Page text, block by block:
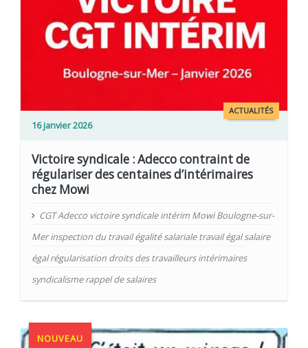
ACTUALITÉS
16 janvier 2026
Victoire syndicale : Adecco contraint de
régulariser des centaines d’intérimaires
chez Mowi
CGT Adecco victoire syndicale intérim Mowi Boulogne-sur-
Mer inspection du travail égalité salariale travail égal salaire
égal régularisation droits des travailleurs intérimaires
syndicalisme rappel de salaires
NOUVEAU